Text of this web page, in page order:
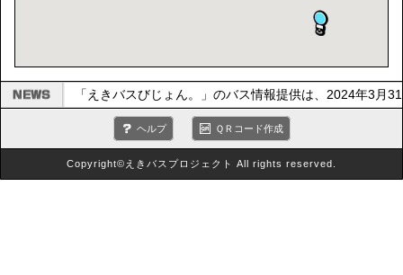
「えきバスびじょん。」のバス情報提供は、2024年3月
ヘルプ ＱＲコード作成
Copyright©えきバスプロジェクト All rights reserved.